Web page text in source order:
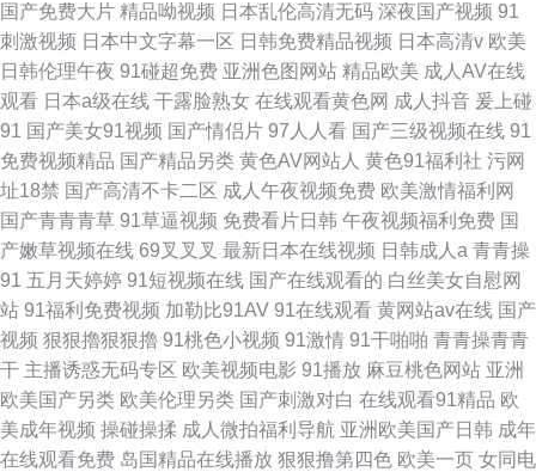
国产免费大片 精品呦视频 日本乱伦高清无码 深夜国产视频 91
刺激视频 日本中文字幕一区 日韩免费精品视频 日本高清v 欧美
日韩伦理午夜 91碰超免费 亚洲色图网站 精品欧美 成人AV在线
观看 日本a级在线 干露脸熟女 在线观看黄色网 成人抖音 爰上碰
91 国产美女91视频 国产情侣片 97人人看 国产三级视频在线 91
免费视频精品 国产精品另类 黄色AV网站人 黄色91福利社 污网
址18禁 国产高清不卡二区 成人午夜视频免费 欧美激情福利网
国产青青青草 91草逼视频 免费看片日韩 午夜视频福利免费 国
产嫩草视频在线 69叉叉叉 最新日本在线视频 日韩成人a 青青操
91 五月天婷婷 91短视频在线 国产在线观看的 白丝美女自慰网
站 91福利免费视频 加勒比91AV 91在线观看 黄网站av在线 国产
视频 狠狠擼狠狠擼 91桃色小视频 91激情 91干啪啪 青青操青青
干 主播诱惑无码专区 欧美视频电影 91播放 麻豆桃色网站 亚洲
欧美国产另类 欧美伦理另类 国产刺激对白 在线观看91精品 欧
美成年视频 操碰操揉 成人微拍福利导航 亚洲欧美国产日韩 成年
在线观看免费 岛国精品在线播放 狠狠撸第四色 欧美一页 女同电